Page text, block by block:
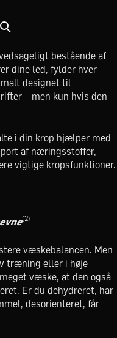
bestående af
dine led, fylder hver
designet til
– men kun hvis den
i din krop hjælper med
af næringsstoffer,
vigtige kropsfunktioner.
(2)
væskebalancen. Men
træning eller i høje
væske, at den også
Er du dehydreret, har
desorienteret, får